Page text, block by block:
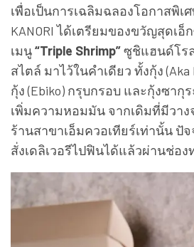
เพื่อเป็นการเฉลิมฉลองโอกาสพิเ
KANORI ได้เตรียมของขวัญสุดเ
เมนู“Triple Shrimp”ซูชิแฮนด์โร
สไตล์ มาไว้ในคำเดียว ทั้งกุ้ง (Aka
กุ้ง (Ebiko) กรุบกรอบ และกุ้งซากุร
เพิ่มความหอมมัน จากเดิมที่มีวา
ร้านสาขาเอ็มควอเทียร์เท่านั้น ปั
สั่งเดลิเวอรีไปฟินได้แล้วผ่านช่อง